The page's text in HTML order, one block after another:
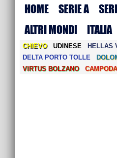
HOME SERIE A
ALTRI MONDI ITALIA
CHIEVO UDINESE HELLAS
DELTA PORTO TOLLE
VIRTUS BOLZANO